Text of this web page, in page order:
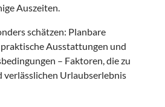
Auszeiten.
schätzen: Planbare
Ausstattungen und
– Faktoren, die zu
verlässlichen Urlaubserlebnis